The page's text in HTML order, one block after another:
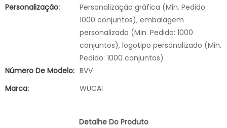
Personalização:
Personalização gráfica (Min. Pedido:
1000 conjuntos), embalagem
personalizada (Min. Pedido: 1000
conjuntos), logotipo personalizado (Min.
Pedido: 1000 conjuntos)
Número De Modelo: BVV
Marca:
WUCAI
Detalhe Do Produto